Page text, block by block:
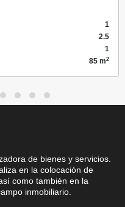
1
2.5
1
85 m2
de bienes y servicios.
en la colocación de
como también en la
inmobiliario.